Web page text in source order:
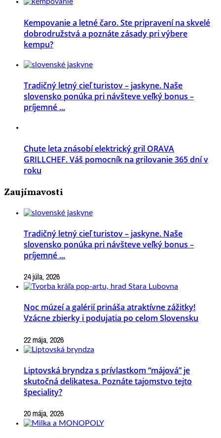
Kempovanie a letné čaro. Ste pripravení na skvelé
dobrodružstvá a poznáte zásady pri výbere
kempu?
Tradičný letný cieľ turistov – jaskyne. Naše
slovensko ponúka pri návšteve veľký bonus –
príjemné ...
Chute leta znásobí elektrický gril ORAVA
GRILLCHEF. Váš pomocník na grilovanie 365 dní v
roku
Zaujímavosti
Tradičný letný cieľ turistov – jaskyne. Naše
slovensko ponúka pri návšteve veľký bonus –
príjemné ...
24 júla, 2026
Noc múzeí a galérií prináša atraktívne zážitky!
Vzácne zbierky i podujatia po celom Slovensku
22 mája, 2026
Liptovská bryndza s prívlastkom “májová” je
skutočná delikatesa. Poznáte tajomstvo tejto
špeciality?
20 mája, 2026